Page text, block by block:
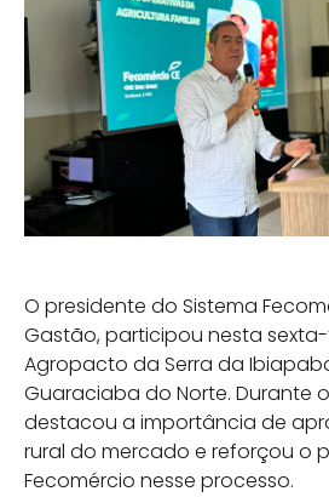
O presidente do Sistema
Gastão, participou nesta sexta-
Agropacto da Serra da
Guaraciaba do Norte. Durante
destacou a importância de
rural do mercado e reforçou o
Fecomércio nesse processo.